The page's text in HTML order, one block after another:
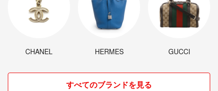
CHANEL HERMES GUCCI
すべてのブランドを見る